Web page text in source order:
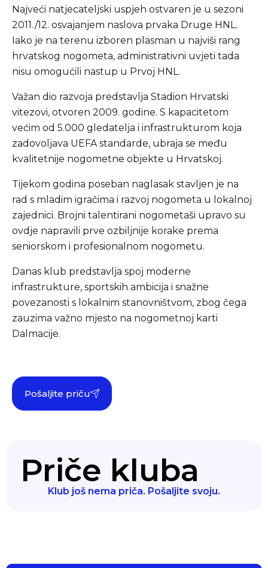
Najveći natjecateljski uspjeh ostvaren je u sezoni
2011./12. osvajanjem naslova prvaka Druge HNL.
Iako je na terenu izboren plasman u najviši rang
hrvatskog nogometa, administrativni uvjeti tada
nisu omogućili nastup u Prvoj HNL.
Važan dio razvoja predstavlja Stadion Hrvatski
vitezovi, otvoren 2009. godine. S kapacitetom
većim od 5.000 gledatelja i infrastrukturom koja
zadovoljava UEFA standarde, ubraja se među
kvalitetnije nogometne objekte u Hrvatskoj.
Tijekom godina poseban naglasak stavljen je na
rad s mladim igračima i razvoj nogometa u lokalnoj
zajednici. Brojni talentirani nogometaši upravo su
ovdje napravili prve ozbiljnije korake prema
seniorskom i profesionalnom nogometu.
Danas klub predstavlja spoj moderne
infrastrukture, sportskih ambicija i snažne
povezanosti s lokalnim stanovništvom, zbog čega
zauzima važno mjesto na nogometnoj karti
Dalmacije.
Pošaljite priču
Priče kluba
Klub još nema priča. Pošaljite svoju.